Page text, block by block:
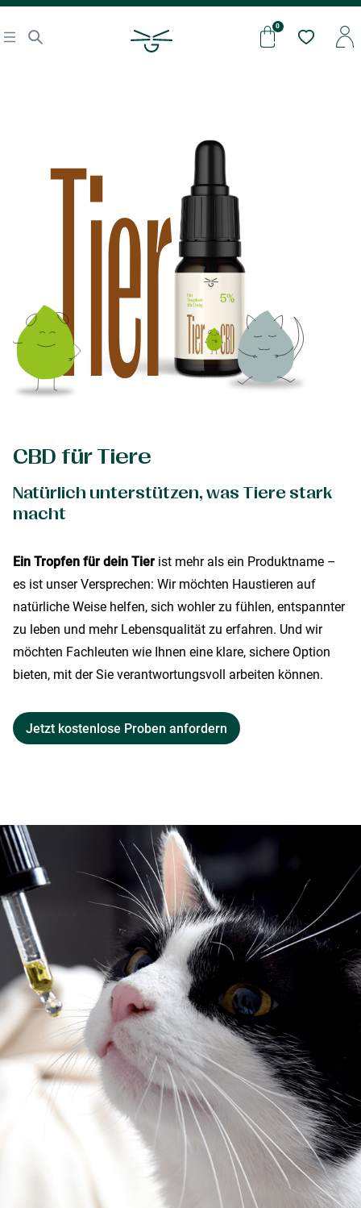
CBD für Tiere
Natürlich unterstützen, was Tiere stark
macht
Ein Tropfen für dein Tier ist mehr als ein Produktname –
es ist unser Versprechen: Wir möchten Haustieren auf
natürliche Weise helfen, sich wohler zu fühlen, entspannter
zu leben und mehr Lebensqualität zu erfahren. Und wir
möchten Fachleuten wie Ihnen eine klare, sichere Option
bieten, mit der Sie verantwortungsvoll arbeiten können.
Jetzt kostenlose Proben anfordern